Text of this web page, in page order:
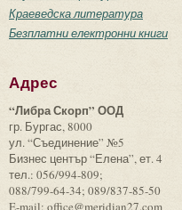
Краеведска литература
Безплатни електронни книги
Адрес
“Либра Скорп” ООД
гр. Бургас, 8000
ул. “Съединение” №5
Бизнес център “Елена”, ет. 4
тел.: 056/994-809;
088/799-64-34; 089/837-85-50
E-mail: office@meridian27.com